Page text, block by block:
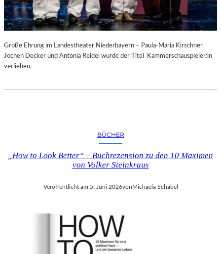
Große Ehrung im Landestheater Niederbayern – Paula-Maria Kirschner,
Jochen Decker und Antonia Reidel wurde der Titel Kammerschauspieler:in
verliehen.
BÜCHER
„How to Look Better“ – Buchrezension zu den 10 Maximen
von Volker Steinkraus
Veröffentlicht am:5. Juni 2026vonMichaela Schabel